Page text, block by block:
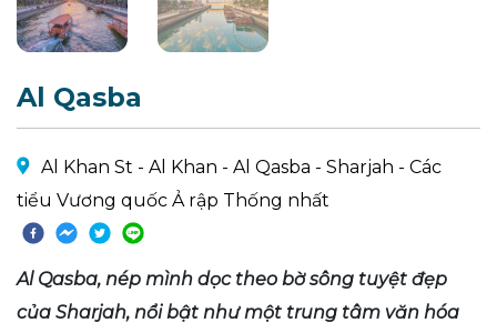
Al Qasba
Al Khan St - Al Khan - Al Qasba - Sharjah - Các
tiểu Vương quốc Ả rập Thống nhất
Al Qasba, nép mình dọc theo bờ sông tuyệt đẹp
của Sharjah, nổi bật như một trung tâm văn hóa